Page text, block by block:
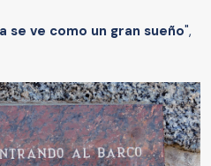
se ve como un gran sueño",